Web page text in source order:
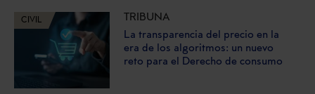
CIVIL
TRIBUNA
La transparencia del precio en la
era de los algoritmos: un nuevo
reto para el Derecho de consumo